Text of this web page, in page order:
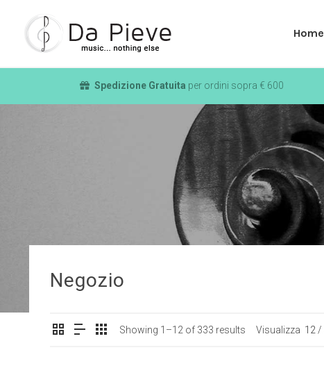
Home
Spedizione Gratuita per ordini sopra € 600
Negozio
Showing 1–12 of 333 results Visualizza 12 /